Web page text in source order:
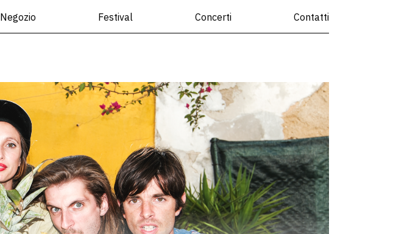
Negozio Festival Concerti Contatti